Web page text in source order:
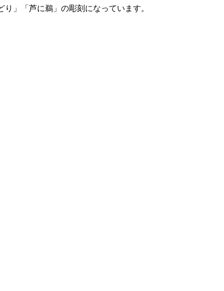
」「芦に鵜」の彫刻になっています。